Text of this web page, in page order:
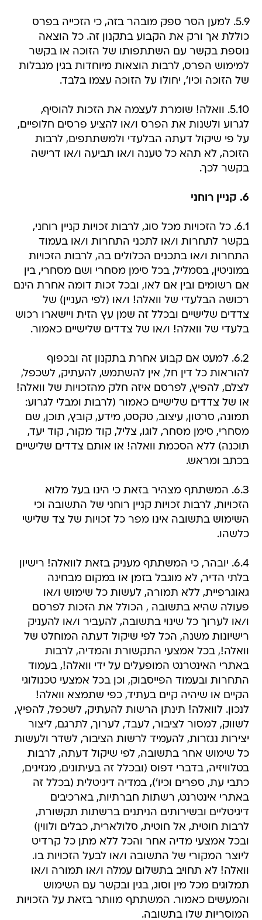
5.9. למען הסר ספק מובהר בזה, כי הזכייה בפרס
כוללת אך ורק את הקבוע בתקנון זה. כל הוצאה
נוספת בקשר עם השתתפותו של הזוכה או בקשר
למימוש הפרס, לרבות הוצאות מיוחדות בגין מגבלות
של הזוכה וכיו', יחולו על הזוכה עצמו בלבד.
5.10. וואלה! שומרת לעצמה את הזכות להוסיף,
לגרוע ולשנות את הפרס ו/או להציע פרסים חלופיים,
על פי שיקול דעתה הבלעדי ולמשתתפים, לרבות
הזוכה, לא תהא כל טענה ו/או תביעה ו/או דרישה
בקשר לכך.
6. קניין רוחני
6.1. כל הזכויות מכל סוג, לרבות זכויות קניין רוחני,
בקשר לתחרות ו/או לתכני התחרות ו/או בעמוד
התחרות ו/או בתכנים הכלולים בה, לרבות הזכויות
במוניטין, בסמליל, בכל סימן מסחרי ושם מסחרי, בין
אם רשומים ובין אם לאו, ובכל זכות דומה אחרת הינם
רכושה הבלעדי של וואלה! ו/או (לפי העניין) של
צדדים שלישיים ובכלל זה שמן עץ הזית ויישארו רכוש
בלעדי של וואלה! ו/או של צדדים שלישיים כאמור.
6.2. למעט אם קבוע אחרת בתקנון זה ובכפוף
להוראות כל דין חל, אין להשתמש, להעתיק, לשכפל,
לצלם, להפיץ, לפרסם איזה חלק מהזכויות של וואלה!
או של צדדים שלישיים כאמור (לרבות ומבלי לגרוע:
תמונה, סרטון, עיצוב, טקסט, מידע, קובץ, תוכן, שם
מסחרי, סימן מסחר, לוגו, צליל, קוד מקור, קוד יעד,
תוכנה) ללא הסכמת וואלה! או אותם צדדים שלישיים
בכתב ומראש.
6.3. המשתתף מצהיר בזאת כי הינו בעל מלוא
הזכויות, לרבות זכויות קניין רוחני של התשובה וכי
השימוש בתשובה אינו מפר כל זכויות של צד שלישי
כלשהו.
6.4. יובהר, כי המשתתף מעניק בזאת לוואלה! רישיון
בלתי הדיר, לא מוגבל בזמן או במקום מבחינה
גאוגרפיית, ללא תמורה, לעשות כל שימוש ו/או
פעולה שהיא בתשובה , הכולל את הזכות לפרסם
ו/או לערוך כל שינוי בתשובה, להעביר ו/או להעניק
רישיונות משנה, הכל לפי שיקול דעתה המוחלט של
וואלה!, בכל אמצעי התקשורת והמדיה, לרבות
באתרי האינטרנט המופעלים על ידי וואלה!, בעמוד
התחרות ובעמוד הפייסבוק, וכן בכל אמצעי טכנולוגי
הקיים או שיהיה קיים בעתיד, כפי שתמצא וואלה!
לנכון. לוואלה! תינתן הרשות להעתיק, לשכפל, להפיץ,
לשווק, למסור לציבור, לעבד, לערוך, לתרגם, ליצור
יצירות נגזרות, להעמיד לרשות הציבור, לשדר ולעשות
כל שימוש אחר בתשובה, לפי שיקול דעתה, לרבות
בטלוויזיה, בדברי דפוס (ובכלל זה בעיתונים, מגזינים,
כתבי עת, ספרים וכיו'), במדיה דיגיטלית (בכלל זה
באתרי אינטרנט, רשתות חברתיות, בארכיבים
דיגיטליים ובשירותים הניתנים ברשתות תקשורת,
לרבות חוטית, אל חוטית, סלולארית, כבלים ולווין)
ובכל אמצעי מדיה אחר והכל ללא מתן כל קרדיט
ליוצר המקורי של התשובה ו/או לבעל הזכויות בו.
וואלה! לא תחויב בתשלום עמלה ו/או תמורה ו/או
תמלוגים מכל מין וסוג, בגין ובקשר עם השימוש
והמעשים כאמור. המשתתף מוותר בזאת על הזכויות
המוסריות שלו בתשובה.